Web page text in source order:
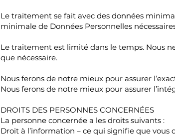
Le traitement se fait avec des données
minimale de Données Personnelles
Le traitement est limité dans le temps. Nous
que nécessaire.
Nous ferons de notre mieux pour assurer
Nous ferons de notre mieux pour assurer
DROITS DES PERSONNES CONCERNÉES
La personne concernée a les droits suivants :
Droit à l’information – ce qui signifie que vous